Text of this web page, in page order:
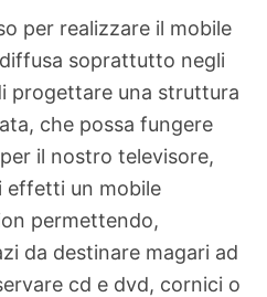
per realizzare il mobile
soprattutto negli
progettare una struttura
che possa fungere
il nostro televisore,
effetti un mobile
permettendo,
da destinare magari ad
cd e dvd, cornici o